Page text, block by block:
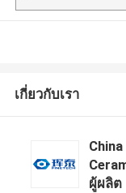
เกี่ยวกับเรา
ผู้ผลิต